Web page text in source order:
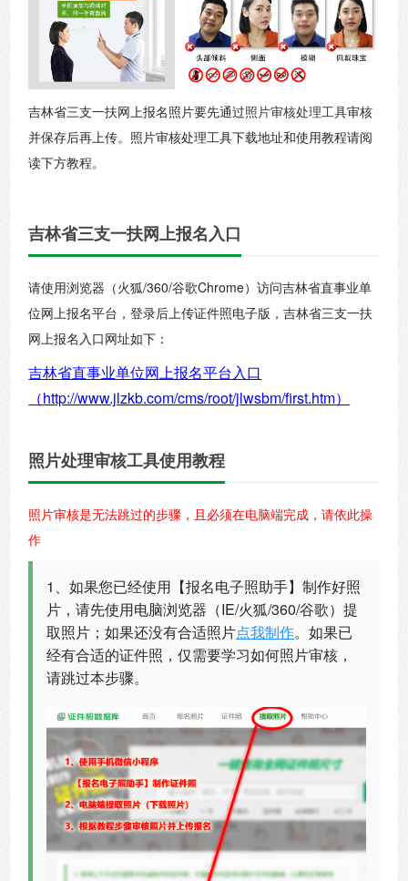
吉林省三支一扶网上报名照片要先通过照片审核处理工具审核
并保存后再上传。照片审核处理工具下载地址和使用教程请阅
读下方教程。
吉林省三支一扶网上报名入口
请使用浏览器（火狐/360/谷歌Chrome）访问吉林省直事业单
位网上报名平台，登录后上传证件照电子版，吉林省三支一扶
网上报名入口网址如下：
吉林省直事业单位网上报名平台入口
（http://www.jlzkb.com/cms/root/jlwsbm/first.htm）
照片处理审核工具使用教程
照片审核是无法跳过的步骤，且必须在电脑端完成，请依此操
作
1、如果您已经使用【报名电子照助手】制作好照
片，请先使用电脑浏览器（IE/火狐/360/谷歌）提
取照片；如果还没有合适照片点我制作。如果已
经有合适的证件照，仅需要学习如何照片审核，
请跳过本步骤。